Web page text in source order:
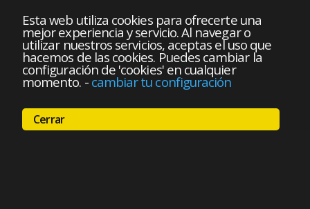
Esta web utiliza cookies para ofrecerte una
mejor experiencia y servicio. Al navegar o
utilizar nuestros servicios, aceptas el uso que
hacemos de las cookies. Puedes cambiar la
configuración de 'cookies' en cualquier
momento. - cambiar tu configuración
Cerrar